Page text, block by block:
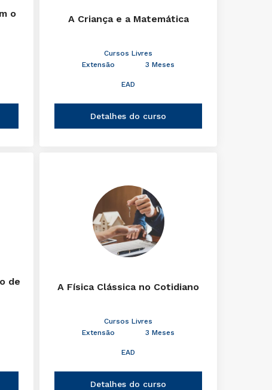
o
A Criança e a Matemática
Cursos Livres
Extensão
3 Meses
EAD
Detalhes do curso
de
A Física Clássica no Cotidiano
Cursos Livres
Extensão
3 Meses
EAD
Detalhes do curso